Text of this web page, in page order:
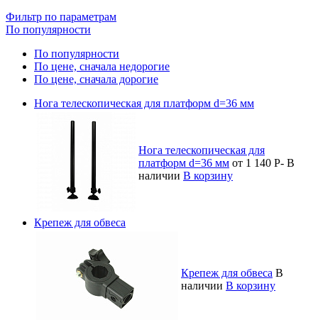
Фильтр по параметрам
По популярности
По популярности
По цене, сначала недорогие
По цене, сначала дорогие
Нога телескопическая для платформ d=36 мм
Нога телескопическая для
платформ d=36 мм от 1 140 Р- В
наличии В корзину
Крепеж для обвеса
Крепеж для обвеса В
наличии В корзину